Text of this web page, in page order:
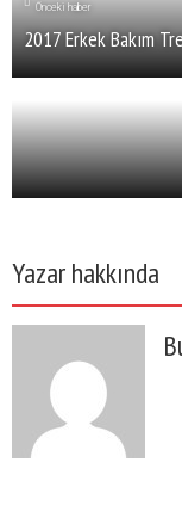
Önceki haber
2017 Erkek Bakım
Yazar hakkında